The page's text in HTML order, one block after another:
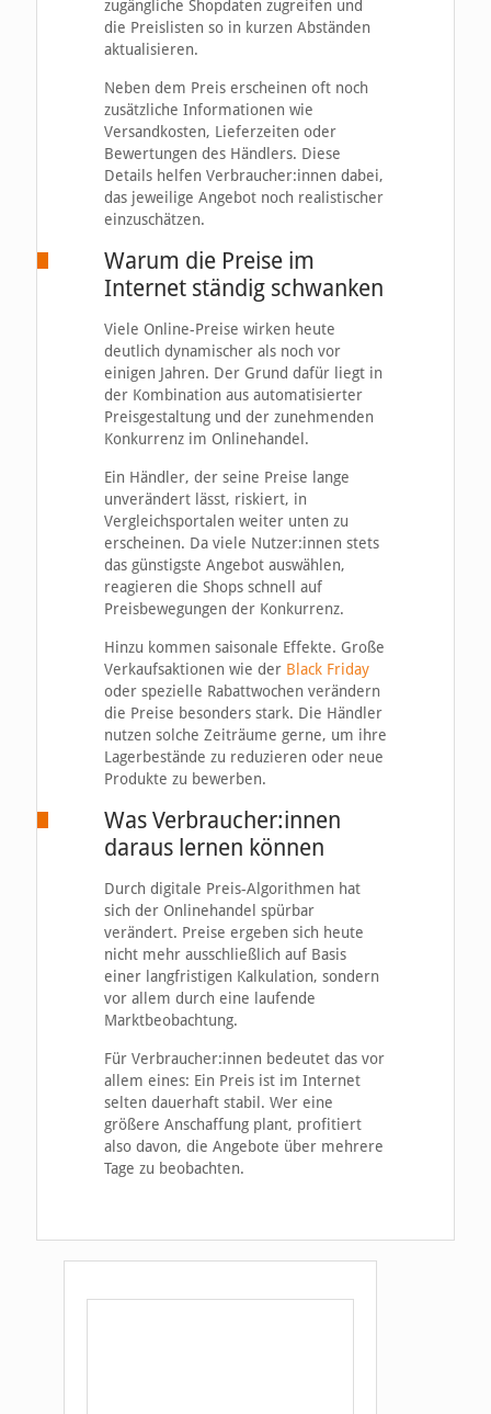
zugängliche Shopdaten zugreifen und
die Preislisten so in kurzen Abständen
aktualisieren.
Neben dem Preis erscheinen oft noch
zusätzliche Informationen wie
Versandkosten, Lieferzeiten oder
Bewertungen des Händlers. Diese
Details helfen Verbraucher:innen dabei,
das jeweilige Angebot noch realistischer
einzuschätzen.
Warum die Preise im
Internet ständig schwanken
Viele Online-Preise wirken heute
deutlich dynamischer als noch vor
einigen Jahren. Der Grund dafür liegt in
der Kombination aus automatisierter
Preisgestaltung und der zunehmenden
Konkurrenz im Onlinehandel.
Ein Händler, der seine Preise lange
unverändert lässt, riskiert, in
Vergleichsportalen weiter unten zu
erscheinen. Da viele Nutzer:innen stets
das günstigste Angebot auswählen,
reagieren die Shops schnell auf
Preisbewegungen der Konkurrenz.
Hinzu kommen saisonale Effekte. Große
Verkaufsaktionen wie der Black Friday
oder spezielle Rabattwochen verändern
die Preise besonders stark. Die Händler
nutzen solche Zeiträume gerne, um ihre
Lagerbestände zu reduzieren oder neue
Produkte zu bewerben.
Was Verbraucher:innen
daraus lernen können
Durch digitale Preis-Algorithmen hat
sich der Onlinehandel spürbar
verändert. Preise ergeben sich heute
nicht mehr ausschließlich auf Basis
einer langfristigen Kalkulation, sondern
vor allem durch eine laufende
Marktbeobachtung.
Für Verbraucher:innen bedeutet das vor
allem eines: Ein Preis ist im Internet
selten dauerhaft stabil. Wer eine
größere Anschaffung plant, profitiert
also davon, die Angebote über mehrere
Tage zu beobachten.